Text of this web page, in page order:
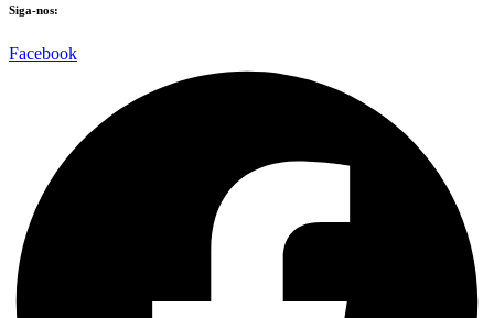
Siga-nos:
Facebook